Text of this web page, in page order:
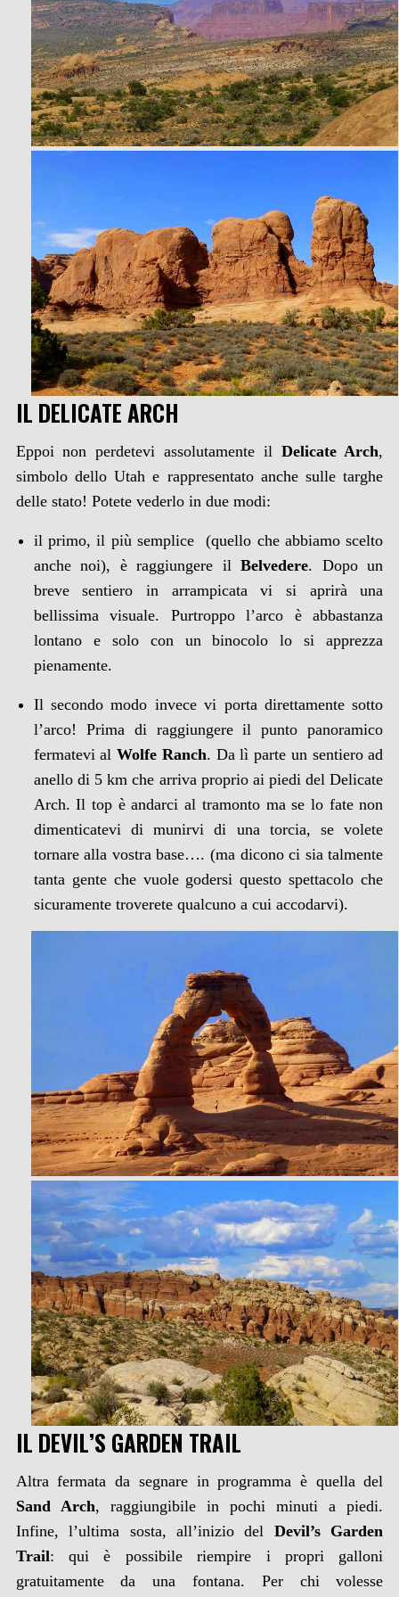
IL DELICATE ARCH
Eppoi non perdetevi assolutamente il Delicate Arch,
simbolo dello Utah e rappresentato anche sulle targhe
delle stato! Potete vederlo in due modi:
il primo, il più semplice (quello che abbiamo scelto
anche noi), è raggiungere ilBelvedere. Dopo un
breve sentiero in arrampicata vi si aprirà una
bellissima visuale. Purtroppo l’arco è abbastanza
lontano e solo con un binocolo lo si apprezza
pienamente.
Il secondo modo invece vi porta direttamente sotto
l’arco! Prima di raggiungere il punto panoramico
fermatevi alWolfe Ranch. Da lì parte un sentiero ad
anello di 5 km che arriva proprio ai piedi del Delicate
Arch. Il top è andarci al tramonto ma se lo fate non
dimenticatevi di munirvi di una torcia, se volete
tornare alla vostra base…. (ma dicono ci sia talmente
tanta gente che vuole godersi questo spettacolo che
sicuramente troverete qualcuno a cui accodarvi).
IL DEVIL’S GARDEN TRAIL
Altra fermata da segnare in programma è quella del
Sand Arch, raggiungibile in pochi minuti a piedi.
Infine, l’ultima sosta, all’inizio del Devil’s Garden
Trail: qui è possibile riempire i propri galloni
gratuitamente da una fontana. Per chi volesse